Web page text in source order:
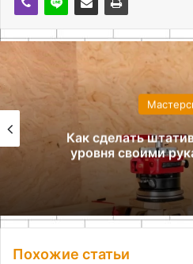
Как сделать
уровня своими
Похожие статьи